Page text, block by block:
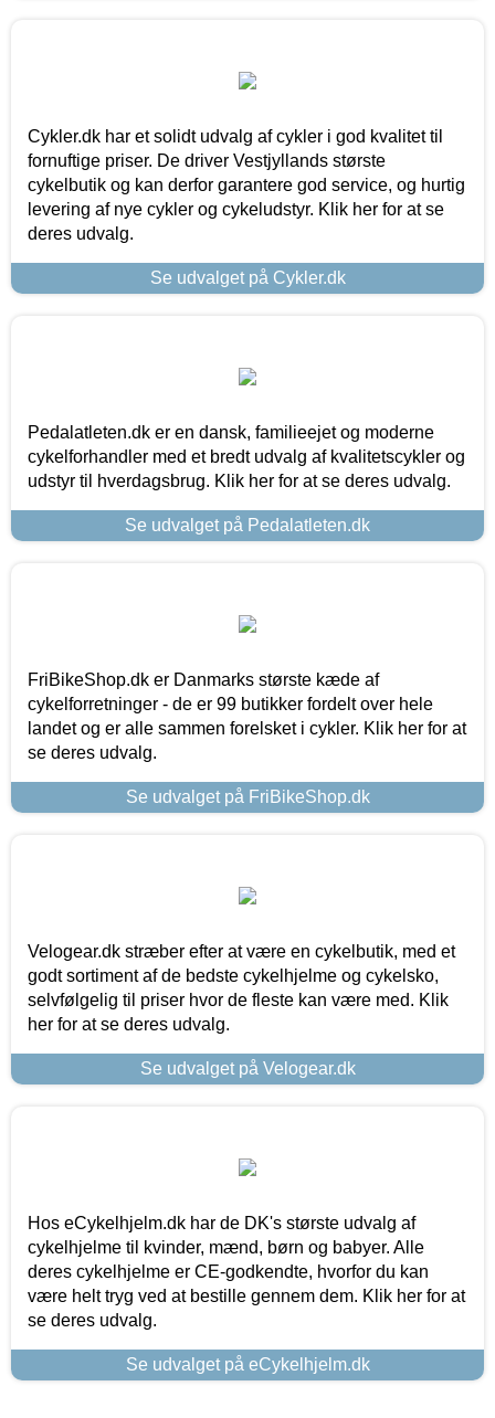
Cykler.dk har et solidt udvalg af cykler i god kvalitet til
fornuftige priser. De driver Vestjyllands største
cykelbutik og kan derfor garantere god service, og hurtig
levering af nye cykler og cykeludstyr. Klik her for at se
deres udvalg.
Se udvalget på Cykler.dk
Pedalatleten.dk er en dansk, familieejet og moderne
cykelforhandler med et bredt udvalg af kvalitetscykler og
udstyr til hverdagsbrug. Klik her for at se deres udvalg.
Se udvalget på Pedalatleten.dk
FriBikeShop.dk er Danmarks største kæde af
cykelforretninger - de er 99 butikker fordelt over hele
landet og er alle sammen forelsket i cykler. Klik her for at
se deres udvalg.
Se udvalget på FriBikeShop.dk
Velogear.dk stræber efter at være en cykelbutik, med et
godt sortiment af de bedste cykelhjelme og cykelsko,
selvfølgelig til priser hvor de fleste kan være med. Klik
her for at se deres udvalg.
Se udvalget på Velogear.dk
Hos eCykelhjelm.dk har de DK's største udvalg af
cykelhjelme til kvinder, mænd, børn og babyer. Alle
deres cykelhjelme er CE-godkendte, hvorfor du kan
være helt tryg ved at bestille gennem dem. Klik her for at
se deres udvalg.
Se udvalget på eCykelhjelm.dk